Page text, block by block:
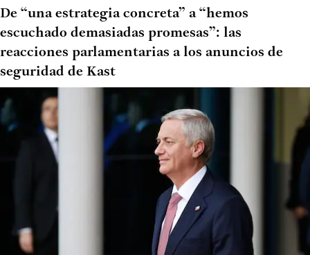
De “una estrategia concreta” a “hemos
escuchado demasiadas promesas”: las
reacciones parlamentarias a los anuncios de
seguridad de Kast